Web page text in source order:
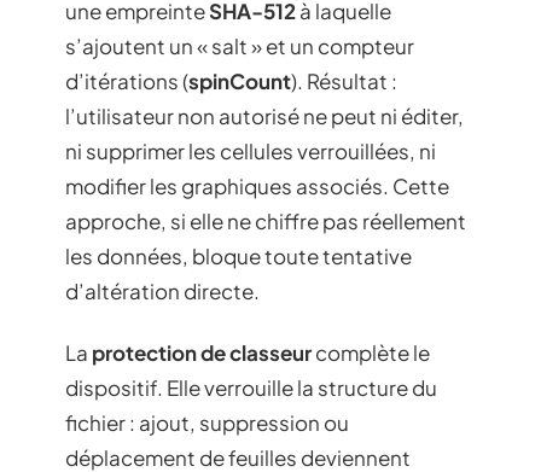
une empreinteSHA-512à laquelle
s’ajoutent un « salt » et un compteur
d’itérations (spinCount). Résultat :
l’utilisateur non autorisé ne peut ni éditer,
ni supprimer les cellules verrouillées, ni
modifier les graphiques associés. Cette
approche, si elle ne chiffre pas réellement
les données, bloque toute tentative
d’altération directe.
La protection de classeurcomplète le
dispositif. Elle verrouille la structure du
fichier : ajout, suppression ou
déplacement de feuilles deviennent